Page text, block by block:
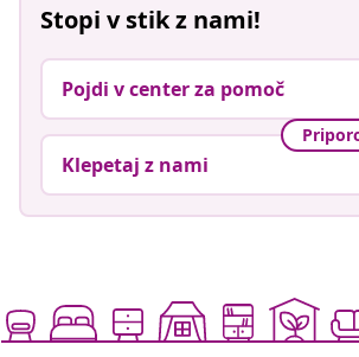
Stopi v stik z nami!
Pojdi v center za pomoč
Klepetaj z nami